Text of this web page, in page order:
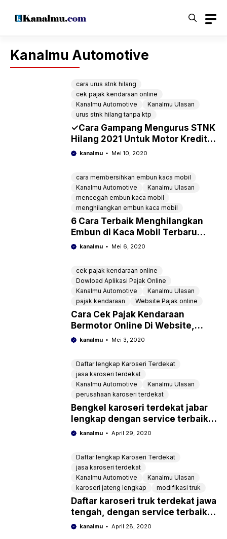
Kanalmu Automotive
cara urus stnk hilang
cek pajak kendaraan online
Kanalmu Automotive
Kanalmu Ulasan
urus stnk hilang tanpa ktp
✓Cara Gampang Mengurus STNK
Hilang 2021 Untuk Motor Kredit,
Tanpa KTP, BPKB
kanalmu Mei 10, 2020
cara membersihkan embun kaca mobil
Kanalmu Automotive
Kanalmu Ulasan
mencegah embun kaca mobil
menghilangkan embun kaca mobil
6 Cara Terbaik Menghilangkan
Embun di Kaca Mobil Terbaru
Tahun Ini
kanalmu Mei 6, 2020
cek pajak kendaraan online
Dowload Aplikasi Pajak Online
Kanalmu Automotive
Kanalmu Ulasan
pajak kendaraan
Website Pajak online
Cara Cek Pajak Kendaraan
Bermotor Online Di Website,
Aplikasi Dan SMS Jatim Jateng
kanalmu Mei 3, 2020
Daftar lengkap Karoseri Terdekat
jasa karoseri terdekat
Kanalmu Automotive
Kanalmu Ulasan
perusahaan karoseri terdekat
Bengkel karoseri terdekat jabar
lengkap dengan service terbaik
untuk truk, bus, box, ambulance
kanalmu April 29, 2020
Daftar lengkap Karoseri Terdekat
jasa karoseri terdekat
Kanalmu Automotive
Kanalmu Ulasan
karoseri jateng lengkap
modifikasi truk
Daftar karoseri truk terdekat jawa
tengah, dengan service terbaik
lengkap dengan alamat
kanalmu April 28, 2020